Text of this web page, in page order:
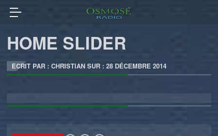
HOME SLIDER
ECRIT PAR : CHRISTIAN SUR :28 DÉCEMBRE 2014